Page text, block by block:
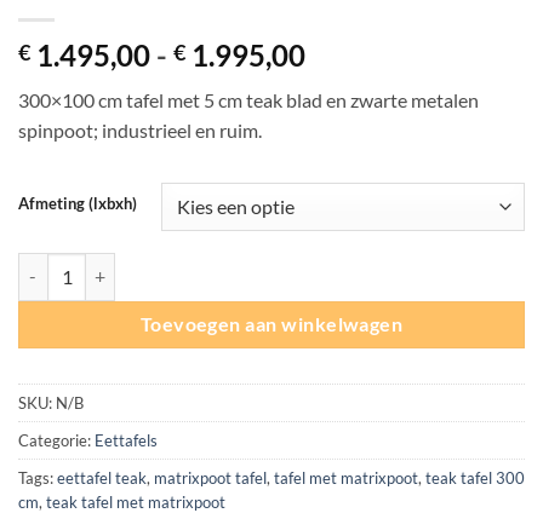
€ 1.495,00 - € 1.995,00Prijsklasse:
tot
300×100 cm tafel met 5 cm teak blad en zwarte metalen
spinpoot; industrieel en ruim.
Afmeting (lxbxh)
Toevoegen aan winkelwagen
SKU: N/B
Categorie: Eettafels
Tags:eettafel teak, matrixpoot tafel, tafel met matrixpoot, teak tafel 300
cm, teak tafel met matrixpoot